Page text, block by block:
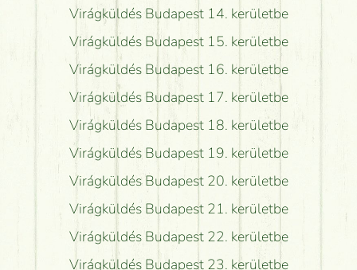
Virágküldés Budapest 14. kerületbe
Virágküldés Budapest 15. kerületbe
Virágküldés Budapest 16. kerületbe
Virágküldés Budapest 17. kerületbe
Virágküldés Budapest 18. kerületbe
Virágküldés Budapest 19. kerületbe
Virágküldés Budapest 20. kerületbe
Virágküldés Budapest 21. kerületbe
Virágküldés Budapest 22. kerületbe
Virágküldés Budapest 23. kerületbe